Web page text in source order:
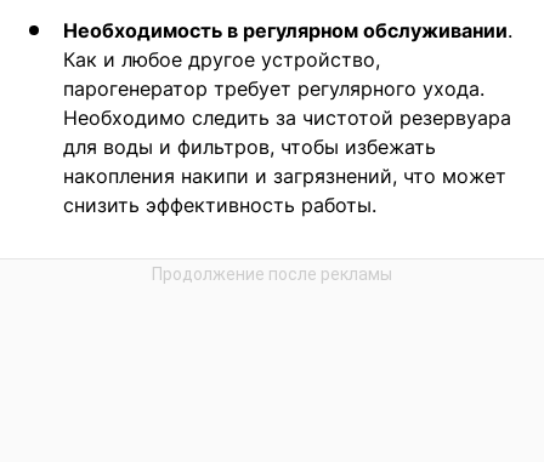
Необходимость в регулярном обслуживании.
Как и любое другое устройство,
парогенератор требует регулярного ухода.
Необходимо следить за чистотой резервуара
для воды и фильтров, чтобы избежать
накопления накипи и загрязнений, что может
снизить эффективность работы.